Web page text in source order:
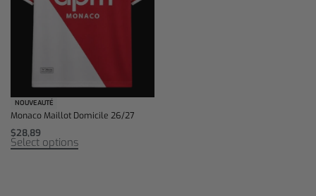
NOUVEAUTÉ
Monaco Maillot Domicile 26/27
$28,89
Select options